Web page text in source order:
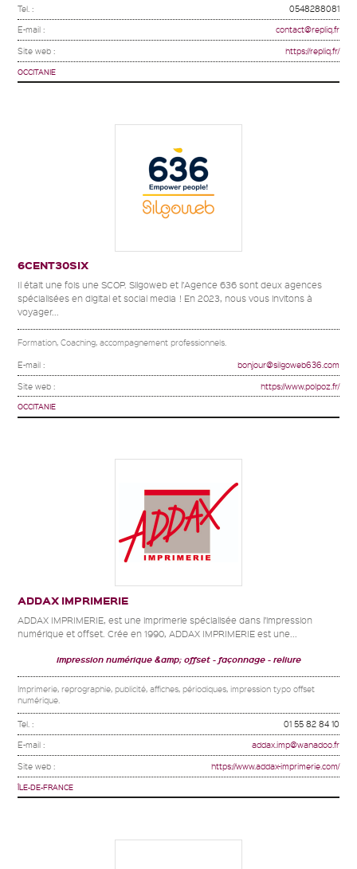
Tel. : 0548288081
E-mail : contact@repliq.fr
Site web : https://repliq.fr/
OCCITANIE
6CENT30SIX
Il était une fois une SCOP. Silgoweb et l’Agence 636 sont deux agences
spécialisées en digital et social media ! En 2023, nous vous invitons à
voyager...
Formation, Coaching, accompagnement professionnels.
E-mail : bonjour@silgoweb636.com
Site web : https://www.polpoz.fr/
OCCITANIE
ADDAX IMPRIMERIE
ADDAX IMPRIMERIE, est une imprimerie spécialisée dans l’impression
numérique et offset. Crée en 1990, ADDAX IMPRIMERIE est une...
impression numérique &amp; offset façonnage reliure
Imprimerie, reprographie, publicité, affiches, périodiques, impression typo offset
numérique.
Tel. : 01 55 82 84 10
E-mail : addax.imp@wanadoo.fr
Site web : https://www.addax-imprimerie.com/
ÎLE-DE-FRANCE